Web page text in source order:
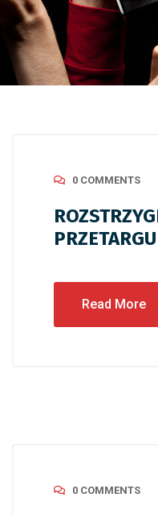
0 COMMENTS
PRZETARGU
Read More
0 COMMENTS